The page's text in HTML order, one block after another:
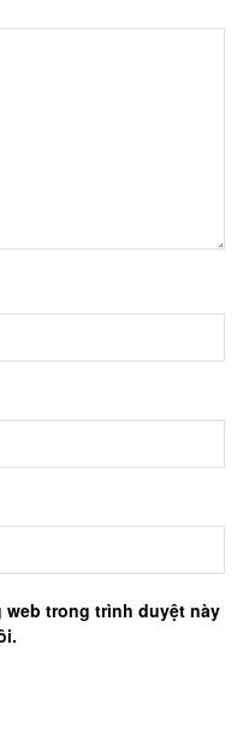
web trong trình duyệt này